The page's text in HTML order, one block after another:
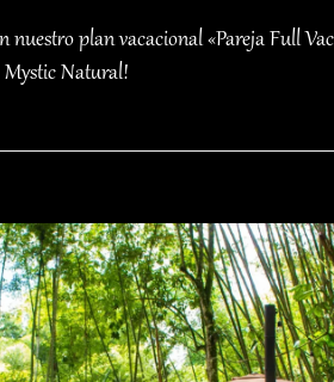
plan vacacional «Pareja Full
Mystic Natural!